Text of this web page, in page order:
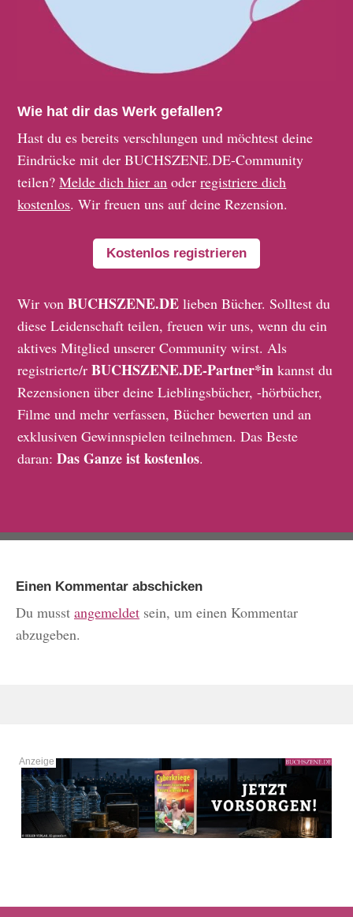
Wie hat dir das Werk gefallen?
Hast du es bereits verschlungen und möchtest deine
Eindrücke mit der BUCHSZENE.DE-Community
teilen?Melde dich hier an oderregistriere dich
kostenlos. Wir freuen uns auf deine Rezension.
Kostenlos registrieren
Wir vonBUCHSZENE.DE lieben Bücher. Solltest du
diese Leidenschaft teilen, freuen wir uns, wenn du ein
aktives Mitglied unserer Community wirst. Als
registrierte/rBUCHSZENE.DE-Partner*in kannst du
Rezensionen über deine Lieblingsbücher, -hörbücher,
Filme und mehr verfassen, Bücher bewerten und an
exklusiven Gewinnspielen teilnehmen. Das Beste
daran:Das Ganze ist kostenlos.
Einen Kommentar abschicken
Du musst angemeldet sein, um einen Kommentar
abzugeben.